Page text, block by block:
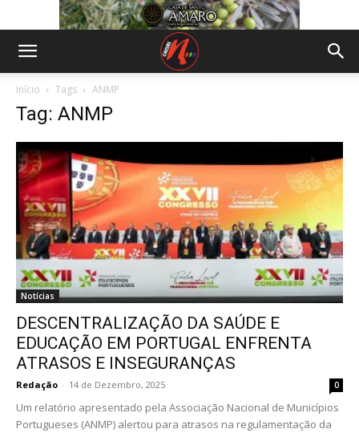
Início Tags ANMP
Tag: ANMP
Notícias
DESCENTRALIZAÇÃO DA SAÚDE E
EDUCAÇÃO EM PORTUGAL ENFRENTA
ATRASOS E INSEGURANÇAS
Redação - 14 de Dezembro, 2025 0
Um relatório apresentado pela Associação Nacional de Municípios
Portugueses (ANMP) alertou para atrasos na regulamentação da